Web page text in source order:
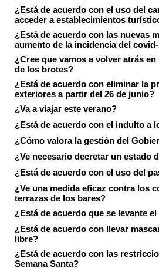
¿Está de acuerdo con el uso del
acceder a establecimientos
¿Está de acuerdo con las nuevas
aumento de la incidencia del
¿Cree que vamos a volver atrás
de los brotes?
¿Está de acuerdo con eliminar la
exteriores a partir del 26 de junio?
¿Va a viajar este verano?
¿Está de acuerdo con el indulto a
¿Cómo valora la gestión del
¿Ve necesario decretar un estado
¿Está de acuerdo con el uso del
¿Ve una medida eficaz contra los
terrazas de los bares?
¿Está de acuerdo que se levante
¿Está de acuerdo con llevar
libre?
¿Está de acuerdo con las
Semana Santa?